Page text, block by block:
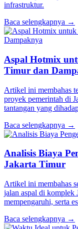
infrastruktur.
Baca selengkapnya →
Aspal Hotmix
Timur dan
Artikel ini membahas
proyek pemerintah di
tantangan yang
Baca selengkapnya →
Analisis Biaya
Jakarta Timur
Artikel ini membahas
jalan aspal di komplek
mempengaruhi, serta
Baca selengkapnya →